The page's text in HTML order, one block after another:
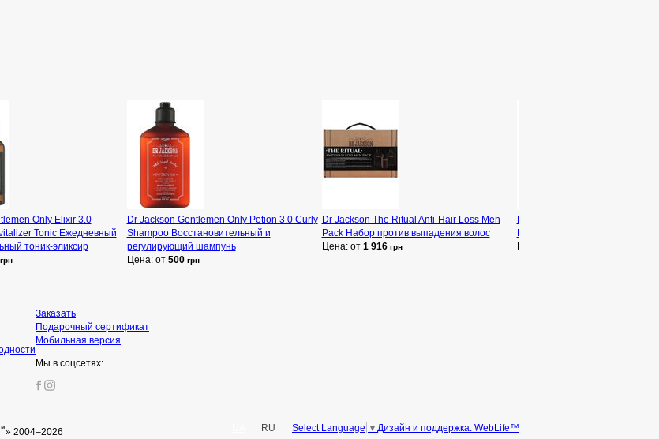
Only Elixir 3.0
Tonic Ежедневный
тоник-эликсир
грн
Dr Jackson Gentlemen Only Potion 3.0 Curly
Shampoo Восстановительный и
регулирующий шампунь
Цена: от 500 грн
Dr Jackson The Ritual Anti-Hair Loss Men
Pack Набор против выпадения волос
Цена: от 1 916 грн
Заказать
Подарочный сертификат
Мобильная версия
Мы в соцсетях:
» 2004–2026 Дизайн и поддержка: WebLife™
Select Language ▼
RU